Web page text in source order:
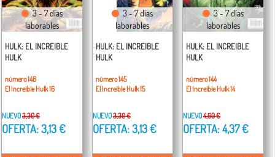
3 - 7 días
laborables
HULK: EL INCREIBLE
HULK
número 146
El Increíble Hulk 16
NUEVO3,30 €
OFERTA: 3,13 €
3 - 7 días
laborables
HULK: EL INCREIBLE
HULK
número 145
El Increíble Hulk 15
NUEVO3,30 €
OFERTA: 3,13 €
3 - 7 días
laborables
HULK: EL INCREIBLE
HULK
número 144
El Increíble Hulk 14
NUEVO4,60 €
OFERTA: 4,37 €